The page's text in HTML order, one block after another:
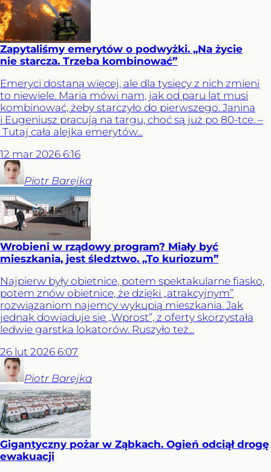
Zapytaliśmy emerytów o podwyżki. „Na życie
nie starcza. Trzeba kombinować”
Emeryci dostaną więcej, ale dla tysięcy z nich zmieni
to niewiele. Maria mówi nam, jak od paru lat musi
kombinować, żeby starczyło do pierwszego. Janina
i Eugeniusz pracują na targu, choć są już po 80-tce. –
Tutaj cała alejka emerytów...
12 mar 2026 6:16
Piotr Barejka
Wrobieni w rządowy program? Miały być
mieszkania, jest śledztwo. „To kuriozum”
Najpierw były obietnice, potem spektakularne fiasko,
potem znów obietnice, że dzięki „atrakcyjnym”
rozwiązaniom najemcy wykupią mieszkania. Jak
jednak dowiaduje się „Wprost”, z oferty skorzystała
ledwie garstka lokatorów. Ruszyło też...
26 lut 2026 6:07
Piotr Barejka
Gigantyczny pożar w Ząbkach. Ogień odciął drogę
ewakuacji